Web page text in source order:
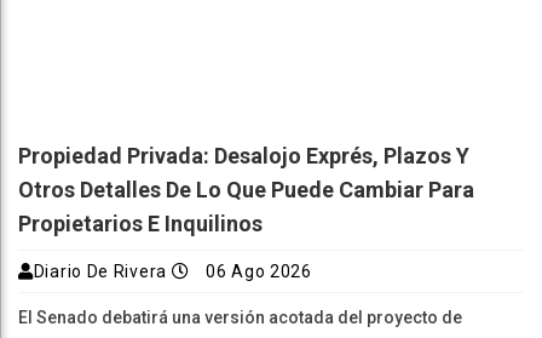
Propiedad Privada: Desalojo Exprés, Plazos Y
Otros Detalles De Lo Que Puede Cambiar Para
Propietarios E Inquilinos
Diario De Rivera 06 Ago 2026
El Senado debatirá una versión acotada del proyecto de